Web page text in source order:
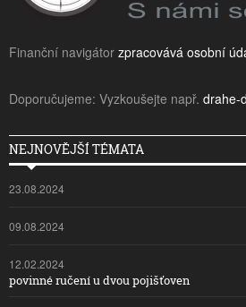
Finanční navigátor zpracovává osobní
Doporučujeme: Vyzkoušejte např. drahe-
NEJNOVĚJŠÍ TÉMATA
23.08.2024
09.08.2024
12.02.2024
povinné ručení u dvou pojišťoven